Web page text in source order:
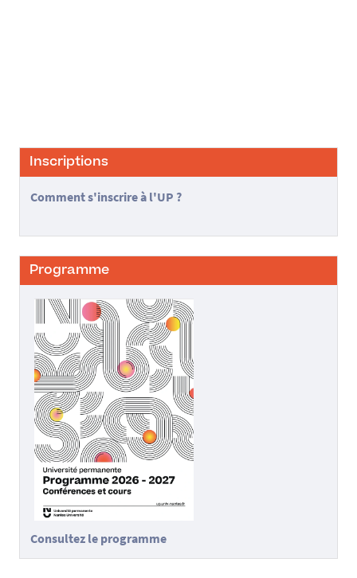
Inscriptions
Comment s'inscrire à l'UP ?
Programme
Consultez le programme